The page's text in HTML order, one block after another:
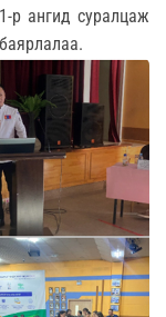
р ангид суралцаж